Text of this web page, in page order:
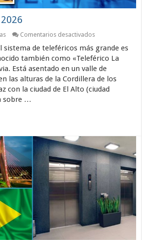
Comentarios desactivadosen
Abril
2026
sistema de teleféricos más grande es
también como «Teleférico La
Está asentado en un valle de
las alturas de la Cordillera de los
con la ciudad de El Alto (ciudad
sobre …